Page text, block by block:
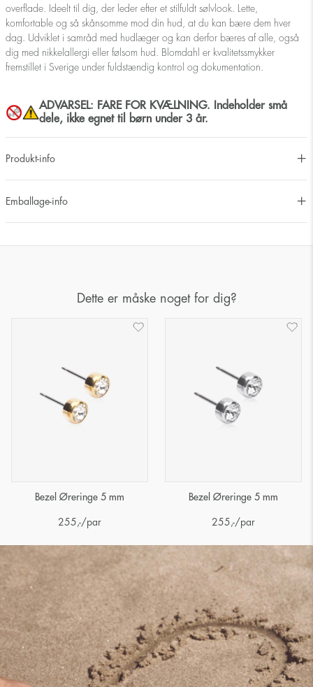
overflade. Ideelt til dig, der leder efter et stilfuldt sølvlook. Lette,
komfortable og så skånsomme mod din hud, at du kan bære dem hver
dag. Udviklet i samråd med hudlæger og kan derfor bæres af alle, også
dig med nikkelallergi eller følsom hud. Blomdahl er kvalitetssmykker
fremstillet i Sverige under fuldstændig kontrol og dokumentation.
ADVARSEL: FARE FOR KVÆLNING. Indeholder små
dele, ikke egnet til børn under 3 år.
Produkt-info
Emballage-info
Dette er måske noget for dig?
Bezel Øreringe 5 mm
255 ,-/par
Bezel Øreringe 5 mm
255 ,-/par